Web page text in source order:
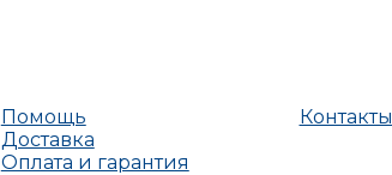
Помощь
Доставка
Оплата и гарантия
Контакты